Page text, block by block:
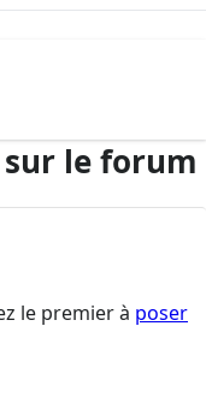
le forum
le premier à poser